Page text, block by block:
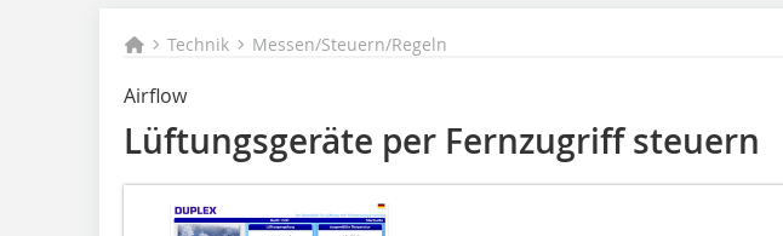
Technik Messen/Steuern/Regeln
Airflow
Lüftungsgeräte per Fernzugriff steuern